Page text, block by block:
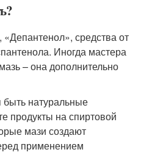
средства от
Иногда мастера
– она дополнительно
натуральные
продукты на спиртовой
мази создают
применением